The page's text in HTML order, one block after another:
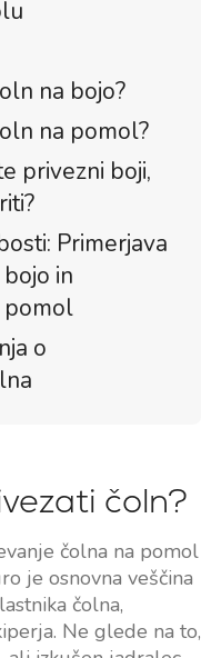
na bojo?
na pomol?
privezni boji,
Primerjava
in
pomol
o
čoln?
čolna na pomol
je osnovna veščina
čolna,
Ne glede na to,